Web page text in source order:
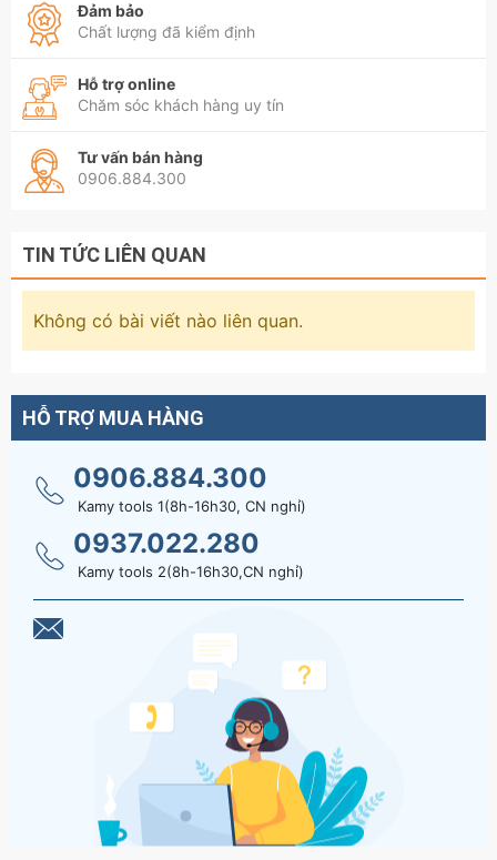
Đảm bảo
Chất lượng đã kiểm định
Hỗ trợ online
Chăm sóc khách hàng uy tín
Tư vấn bán hàng
0906.884.300
TIN TỨC LIÊN QUAN
Không có bài viết nào liên quan.
HỖ TRỢ MUA HÀNG
0906.884.300
Kamy tools 1(8h-16h30, CN nghỉ)
0937.022.280
Kamy tools 2(8h-16h30,CN nghỉ)